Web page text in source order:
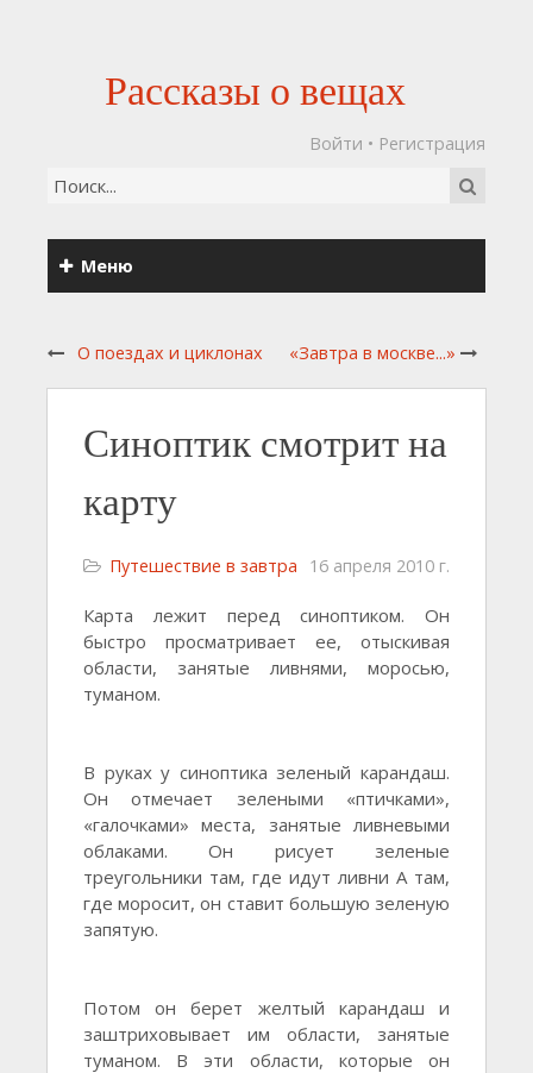
Рассказы о вещах
Войти • Регистрация
Меню
О поездах и циклонах «Завтра в москве...»
Синоптик смотрит на
карту
Путешествие в завтра 16 апреля 2010 г.
Карта лежит перед синоптиком. Он
быстро просматривает ее, отыскивая
области, занятые ливнями, моросью,
туманом.
В руках у синоптика зеленый карандаш.
Он отмечает зелеными «птичками»,
«галочками» места, занятые ливневыми
облаками. Он рисует зеленые
треугольники там, где идут ливни А там,
где моросит, он ставит большую зеленую
запятую.
Потом он берет желтый карандаш и
заштриховывает им области, занятые
туманом. В эти области, которые он